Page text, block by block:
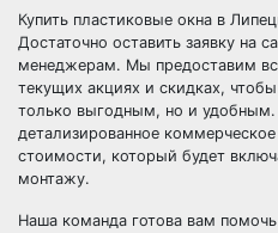
Купить пластиковые окна в
Достаточно оставить заявку на
менеджерам. Мы предоставим
текущих акциях и скидках,
только выгодным, но и удобным.
детализированное
стоимости, который будет
монтажу.
Наша команда готова вам